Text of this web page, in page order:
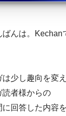
んは。Kechan
少し趣向を変え
読者様からの
に回答した内容